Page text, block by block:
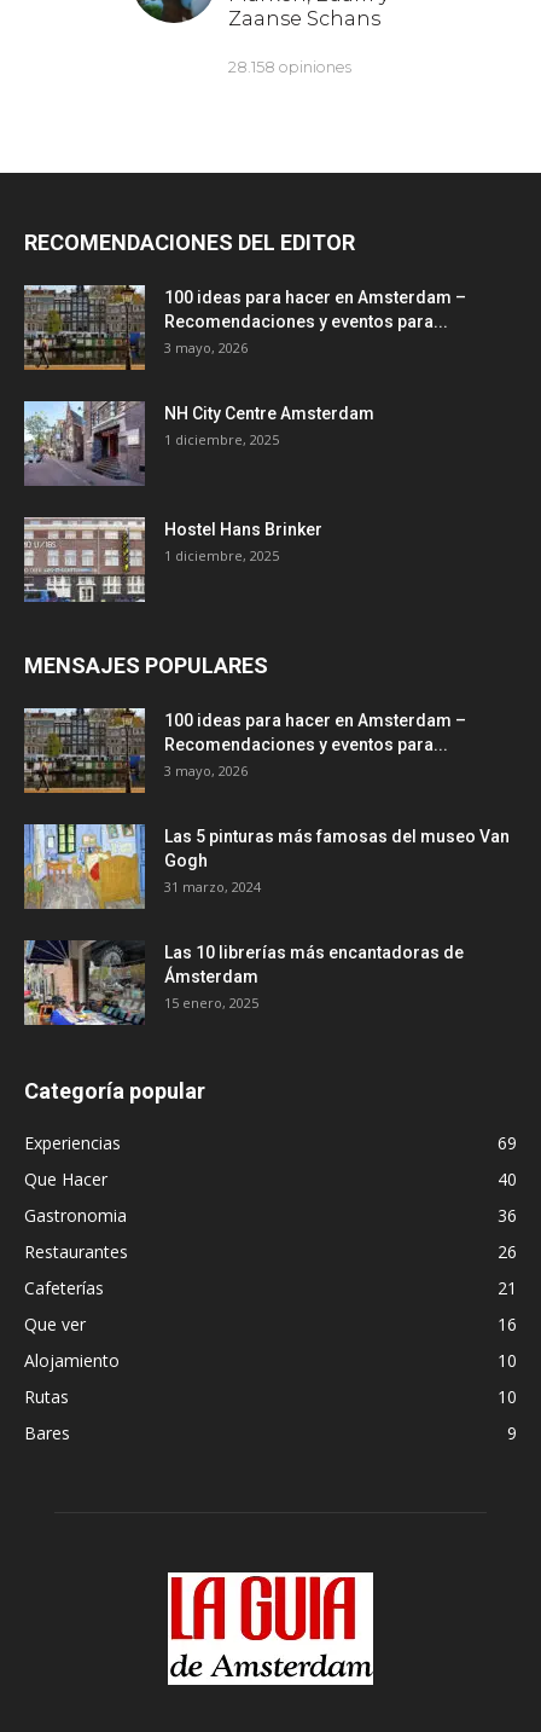
RECOMENDACIONES DEL EDITOR
100 ideas para hacer en Amsterdam –
Recomendaciones y eventos para...
3 mayo, 2026
NH City Centre Amsterdam
1 diciembre, 2025
Hostel Hans Brinker
1 diciembre, 2025
MENSAJES POPULARES
100 ideas para hacer en Amsterdam –
Recomendaciones y eventos para...
3 mayo, 2026
Las 5 pinturas más famosas del museo Van
Gogh
31 marzo, 2024
Las 10 librerías más encantadoras de
Ámsterdam
15 enero, 2025
Categoría popular
Experiencias
69
Que Hacer
40
Gastronomia
36
Restaurantes
26
Cafeterías
21
Que ver
16
Alojamiento
10
Rutas
10
Bares
9